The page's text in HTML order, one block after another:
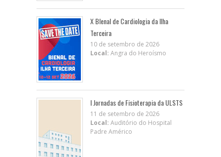
X BIenal de Cardiologia da Ilha
Terceira
10 de setembro de 2026
Local: Angra do Heroísmo
I Jornadas de Fisioterapia da ULSTS
11 de setembro de 2026
Local: Auditório do Hospital
Padre Américo